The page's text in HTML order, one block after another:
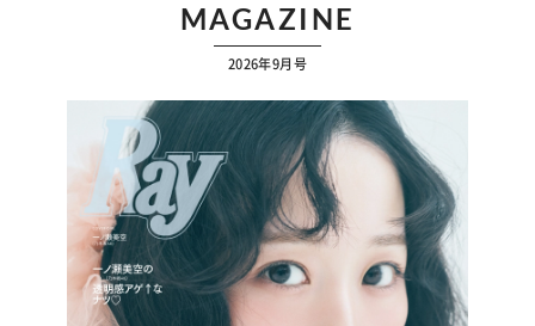
MAGAZINE
2026年9月号